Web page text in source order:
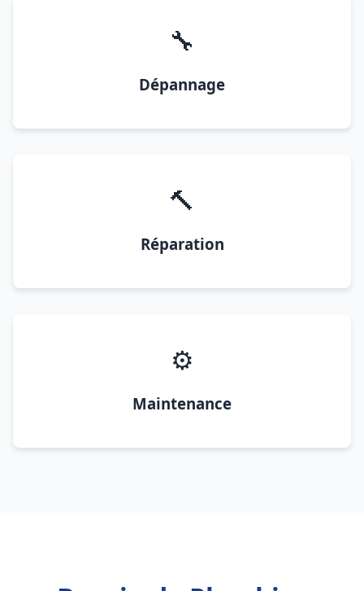
🔧
Dépannage
🔨
Réparation
⚙️
Maintenance